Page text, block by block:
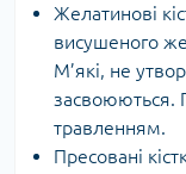
Желатинові
висушеного
М’які, не
засвоюються.
травленням.
Пресовані